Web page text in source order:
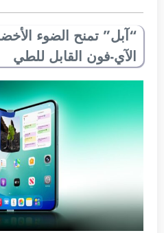
“آبل” تمنح الضوء
الآي-فون القابل للطي